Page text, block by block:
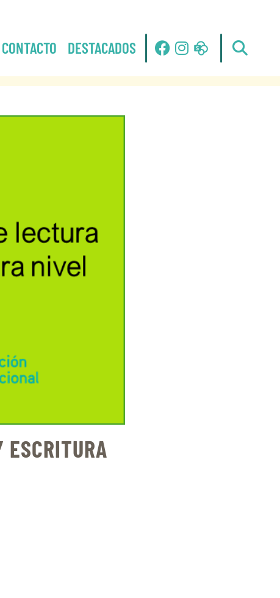
CONTACTO DESTACADOS
ESCRITURA